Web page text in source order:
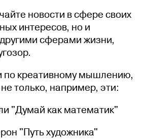
новости в сфере своих
интересов, но и
сферами жизни,
по креативному мышлению,
только, например, эти:
"Думай как математик"
"Путь художника"